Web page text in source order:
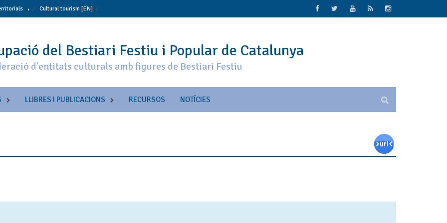
Cultural tourism [EN]
del Bestiari Festiu i Popular de Catalunya
d'entitats culturals amb figures de Bestiari Festiu
LLIBRES I PUBLICACIONS RECURSOS NOTÍCIES